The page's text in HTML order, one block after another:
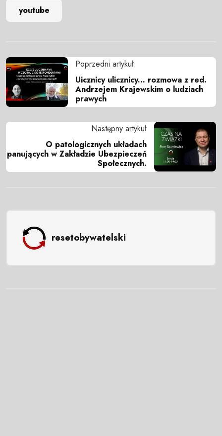
youtube
Poprzedni artykuł
Uicznicy ulicznicy... rozmowa z red.
Andrzejem Krajewskim o ludziach
prawych
Następny artykuł
O patologicznych układach
panujących w Zakładzie Ubezpieczeń
Społecznych.
resetobywatelski